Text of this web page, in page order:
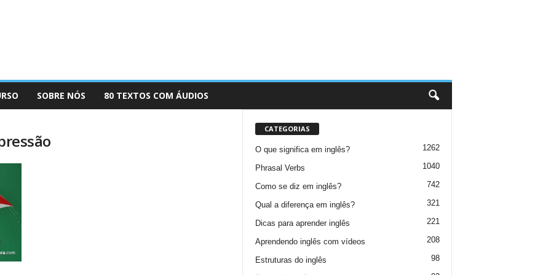
SOBRE NÓS 80 TEXTOS COM ÁUDIOS
CATEGORIAS
O que significa em inglês? 1262
Phrasal Verbs 1040
Como se diz em inglês? 742
Qual a diferença em inglês? 321
Dicas para aprender inglês 221
Aprendendo inglês com vídeos 208
Estruturas do inglês 98